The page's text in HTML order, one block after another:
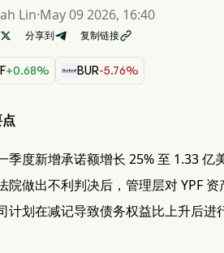
Lin·May 09 2026, 16:40
 分享到 复制链接
+0.68% BUR-5.76%
季度新增承诺额增长 25% 至 1.33 亿
院做出不利判决后，管理层对 YPF 资
计划在减记导致债务权益比上升后进